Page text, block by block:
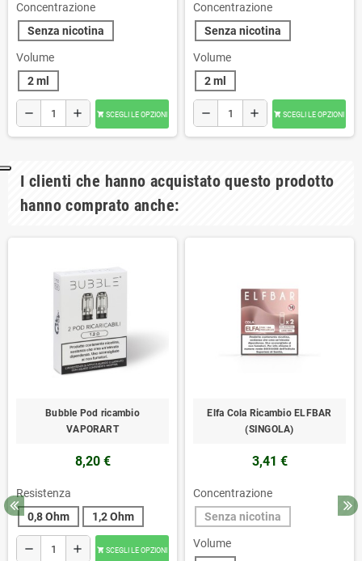
Concentrazione
Senza nicotina
Volume
2 ml
remove add  SCEGLI LE OPZIONI
Concentrazione
Senza nicotina
Volume
2 ml
remove add  SCEGLI LE OPZIONI
I clienti che hanno acquistato questo prodotto
hanno comprato anche:
Bubble Pod ricambio
VAPORART
8,20 €
Resistenza
0,8 Ohm
1,2 Ohm
remove add  SCEGLI LE OPZIONI
Elfa Cola Ricambio ELFBAR
(SINGOLA)
3,41 €
Concentrazione
Senza nicotina
Volume